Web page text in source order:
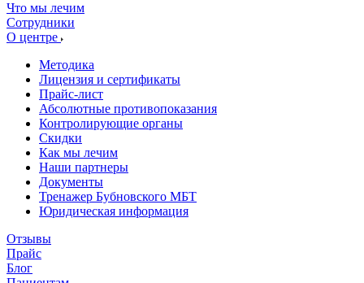
Что мы лечим
Сотрудники
О центре
Методика
Лицензия и сертификаты
Прайс-лист
Абсолютные противопоказания
Контролирующие органы
Скидки
Как мы лечим
Наши партнеры
Документы
Тренажер Бубновского МБТ
Юридическая информация
Отзывы
Прайс
Блог